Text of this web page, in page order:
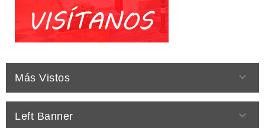
Más Vistos 
Left Banner 